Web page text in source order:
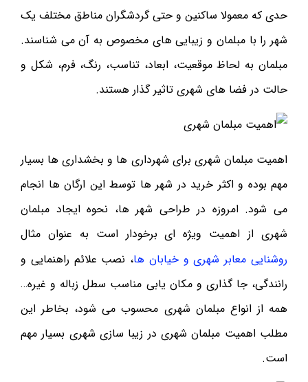
حدی که معمولا ساکنین و حتی گردشگران مناطق مختلف یک
شهر را با مبلمان و زیبایی های مخصوص به آن می شناسند.
مبلمان به لحاظ موقعیت، ابعاد، تناسب، رنگ، فرم، شکل و
حالت در فضا های شهری تاثیر گذار هستند.
اهمیت مبلمان شهری برای شهرداری ها و بخشداری ها بسیار
مهم بوده و اکثر خرید در شهر ها توسط این ارگان ها انجام
می شود. امروزه در طراحی شهر ها، نحوه ایجاد مبلمان
شهری از اهمیت ویژه ای برخودار است به عنوان مثال
روشنایی معابر شهری و خیابان ها، نصب علائم راهنمایی و
رانندگی، جا گذاری و مکان یابی مناسب سطل زباله و غیره…
همه از انواع مبلمان شهری محسوب می شود، بخاطر این
مطلب اهمیت مبلمان شهری در زیبا سازی شهری بسیار مهم
است.